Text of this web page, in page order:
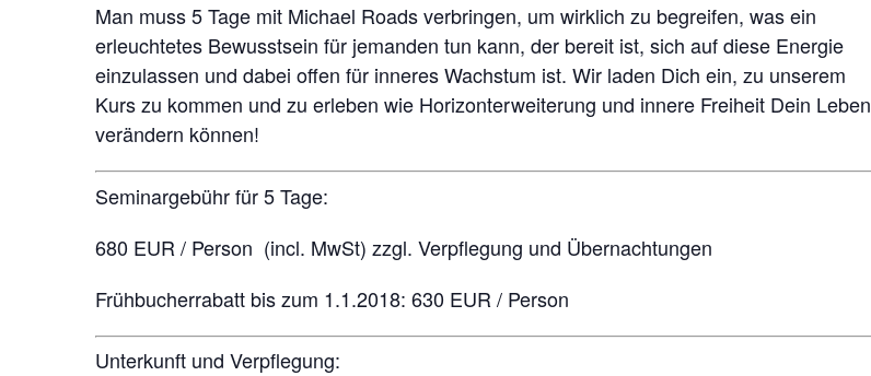
Man muss 5 Tage mit Michael Roads verbringen, um wirklich zu begreifen, was ein
erleuchtetes Bewusstsein für jemanden tun kann, der bereit ist, sich auf diese Energie
einzulassen und dabei offen für inneres Wachstum ist. Wir laden Dich ein, zu unserem
Kurs zu kommen und zu erleben wie Horizonterweiterung und innere Freiheit Dein Leben
verändern können!
Seminargebühr für 5 Tage:
680 EUR / Person (incl. MwSt) zzgl. Verpflegung und Übernachtungen
Frühbucherrabatt bis zum 1.1.2018: 630 EUR / Person
Unterkunft und Verpflegung: